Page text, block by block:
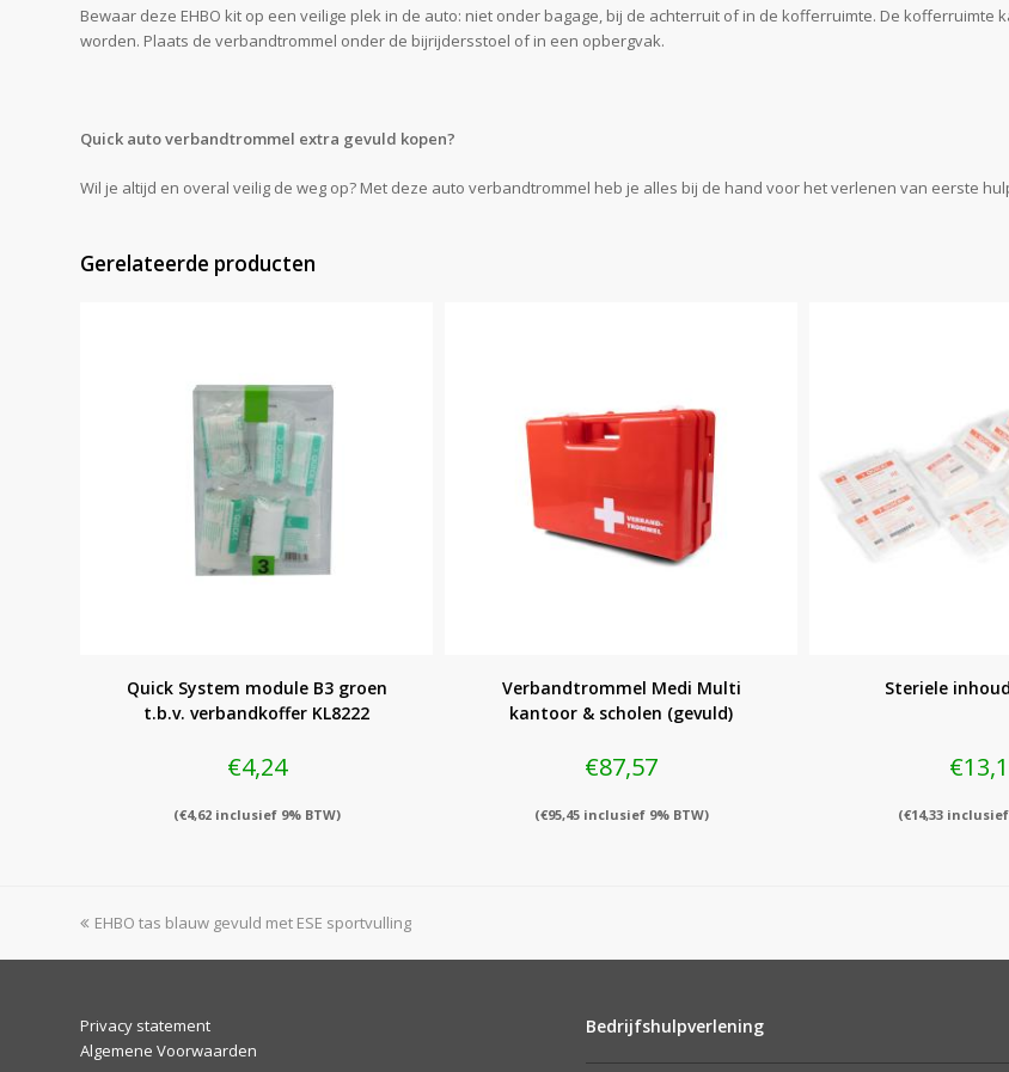
Bewaar deze EHBO kit op een veilige plek in de auto: niet onder bagage, bij de achterruit of in de kofferruimte. De
worden. Plaats de verbandtrommel onder de bijrijdersstoel of in een opbergvak.
Quick auto verbandtrommel extra gevuld kopen?
Wil je altijd en overal veilig de weg op? Met deze auto verbandtrommel heb je alles bij de hand voor het verlenen van eerste
Gerelateerde producten
Quick System module B3 groen
t.b.v. verbandkoffer KL8222
€4,24
(€4,62inclusief 9% BTW)
Verbandtrommel Medi Multi
kantoor & scholen (gevuld)
€87,57
(€95,45inclusief 9% BTW)
Steriele
€
(€14,33 inclusief
previous
EHBO tas blauw gevuld met ESE sportvulling
Privacy statement
Algemene Voorwaarden
Bedrijfshulpverlening